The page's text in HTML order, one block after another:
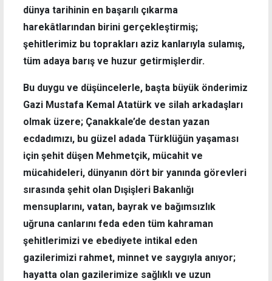
dünya tarihinin en başarılı çıkarma
harekâtlarından birini gerçekleştirmiş;
şehitlerimiz bu toprakları aziz kanlarıyla sulamış,
tüm adaya barış ve huzur getirmişlerdir.
Bu duygu ve düşüncelerle, başta büyük önderimiz
Gazi Mustafa Kemal Atatürk ve silah arkadaşları
olmak üzere; Çanakkale’de destan yazan
ecdadımızı, bu güzel adada Türklüğün yaşaması
için şehit düşen Mehmetçik, mücahit ve
mücahideleri, dünyanın dört bir yanında görevleri
sırasında şehit olan Dışişleri Bakanlığı
mensuplarını, vatan, bayrak ve bağımsızlık
uğruna canlarını feda eden tüm kahraman
şehitlerimizi ve ebediyete intikal eden
gazilerimizi rahmet, minnet ve saygıyla anıyor;
hayatta olan gazilerimize sağlıklı ve uzun